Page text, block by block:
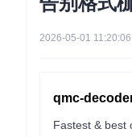
2026-05-01 11:20:06
qmc-
Fastest & best